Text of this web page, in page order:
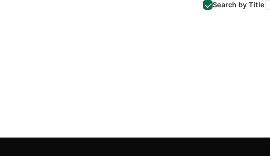
Search by Title